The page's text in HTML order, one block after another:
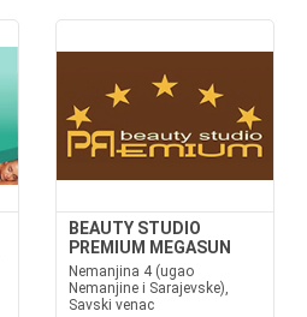
BEAUTY STUDIO
PREMIUM MEGASUN
Nemanjina 4 (ugao
Nemanjine i Sarajevske),
Savski venac